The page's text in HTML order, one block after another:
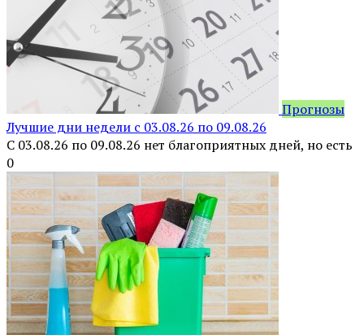
Прогнозы
Лучшие дни недели с 03.08.26 по 09.08.26
С 03.08.26 по 09.08.26 нет благоприятных дней, но есть
0